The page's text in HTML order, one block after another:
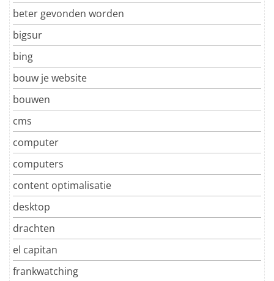
beter gevonden worden
bigsur
bing
bouw je website
bouwen
cms
computer
computers
content optimalisatie
desktop
drachten
el capitan
frankwatching